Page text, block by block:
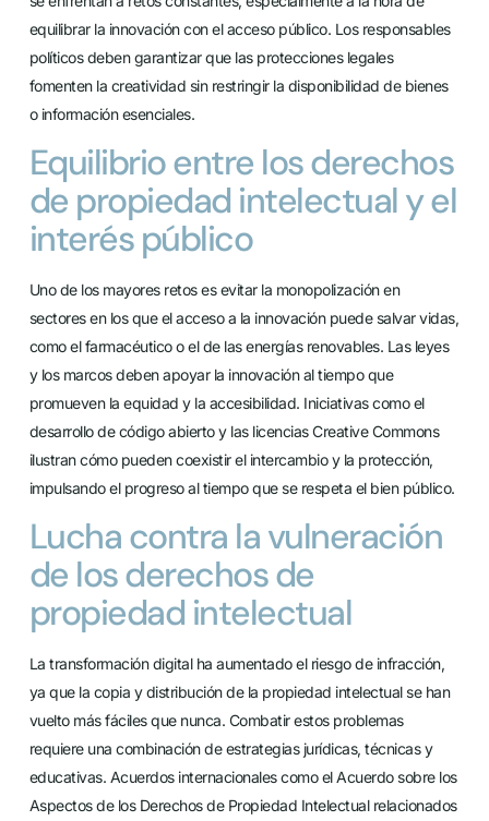
equilibrar la innovación con el acceso público. Los responsables
políticos deben garantizar que las protecciones legales
fomenten la creatividad sin restringir la disponibilidad de bienes
o información esenciales.
Equilibrio entre los derechos
de propiedad intelectual y el
interés público
Uno de los mayores retos es evitar la monopolización en
sectores en los que el acceso a la innovación puede salvar vidas,
como el farmacéutico o el de las energías renovables. Las leyes
y los marcos deben apoyar la innovación al tiempo que
promueven la equidad y la accesibilidad. Iniciativas como el
desarrollo de código abierto y las licencias Creative Commons
ilustran cómo pueden coexistir el intercambio y la protección,
impulsando el progreso al tiempo que se respeta el bien público.
Lucha contra la vulneración
de los derechos de
propiedad intelectual
La transformación digital ha aumentado el riesgo de infracción,
ya que la copia y distribución de la propiedad intelectual se han
vuelto más fáciles que nunca. Combatir estos problemas
requiere una combinación de estrategias jurídicas, técnicas y
educativas. Acuerdos internacionales como el Acuerdo sobre los
Aspectos de los Derechos de Propiedad Intelectual relacionados